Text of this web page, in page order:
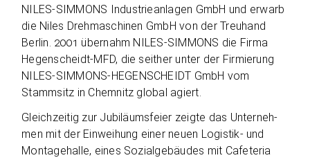
NILES-SIMMONS Indus­trie­an­la­gen GmbH und erwarb
die Niles Dreh­ma­schi­nen GmbH von der Treu­hand
Ber­lin. 2001 über­nahm NILES-SIMMONS die Firma
Hegen­scheidt-MFD, die seit­her unter der Fir­mie­rung
NILES-SIMMONS-HEGENSCHEIDT GmbH vom
Stamm­sitz in Chem­nitz glo­bal agiert.
Gleich­zei­tig zur Jubi­lä­ums­feier zeigte das Unter­neh­
men mit der Ein­wei­hung einer neuen Logis­tik- und
Mon­ta­ge­halle, eines Sozi­al­ge­bäu­des mit Cafe­te­ria